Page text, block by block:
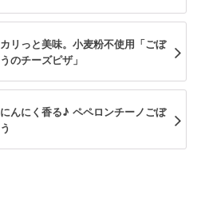
カリっと美味。小麦粉不使用「ごぼ
うのチーズピザ」
にんにく香る♪ ペペロンチーノごぼ
う